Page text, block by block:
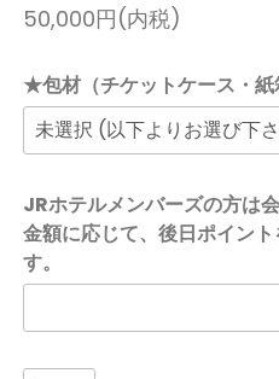
50,000円(内税)
★包材（チケットケース・
JRホテルメンバーズの方は
金額に応じて、後日ポイン
す。